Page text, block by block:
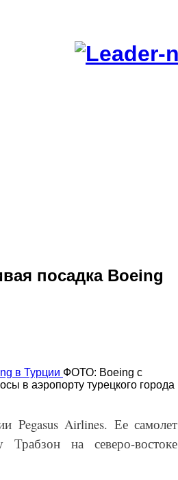
посадка Boeing
ФОТО: Boeing с
в аэропорту турецкого города
Pegasus Airlines. Ее самолет
на северо-востоке